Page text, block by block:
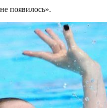
появилось».